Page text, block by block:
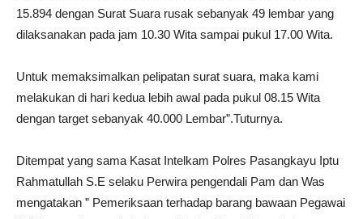
15.894 dengan Surat Suara rusak sebanyak 49 lembar yang
dilaksanakan pada jam 10.30 Wita sampai pukul 17.00 Wita.
Untuk memaksimalkan pelipatan surat suara, maka kami
melakukan di hari kedua lebih awal pada pukul 08.15 Wita
dengan target sebanyak 40.000 Lembar”.Tuturnya.
Ditempat yang sama Kasat Intelkam Polres Pasangkayu Iptu
Rahmatullah S.E selaku Perwira pengendali Pam dan Was
mengatakan ” Pemeriksaan terhadap barang bawaan Pegawai